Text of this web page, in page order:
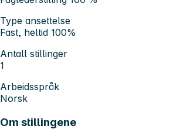
Type ansettelse
Fast, heltid 100%
Antall stillinger
1
Arbeidsspråk
Norsk
Om stillingene